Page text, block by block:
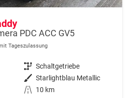
PDC ACC GV5
Tageszulassung
Getriebe Schaltgetriebe
Außenfarbe Starlightblau Metallic
Kilometerstand
10 km